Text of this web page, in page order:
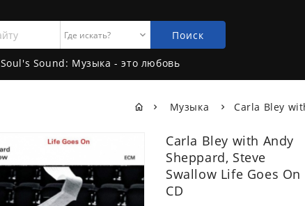
Поиск
Soul's Sound: Музыка - это любовь
Музыка Carla Bley
Carla Bley with Andy
Sheppard, Steve
Swallow Life Goes On
CD